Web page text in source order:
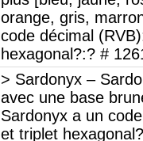
orange, gris,
code décimal
hexagonal?:? #
> Sardonyx –
avec une base
Sardonyx a un
et triplet